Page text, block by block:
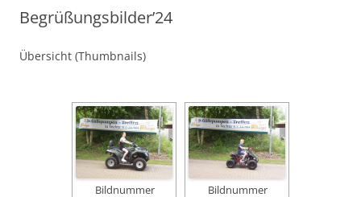
Begrüßungsbilder’24
Übersicht (Thumbnails)
Bildnummer
Bildnummer